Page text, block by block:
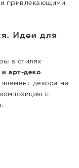
привлекающими
Идеи для
в стилях
арт-деко.
элемент декора на
с